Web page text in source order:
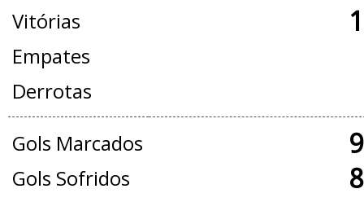
Vitórias
Empates
Derrotas
Gols Marcados
Gols Sofridos